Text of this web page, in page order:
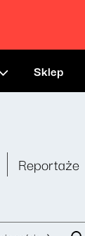
Sklep
Reportaże